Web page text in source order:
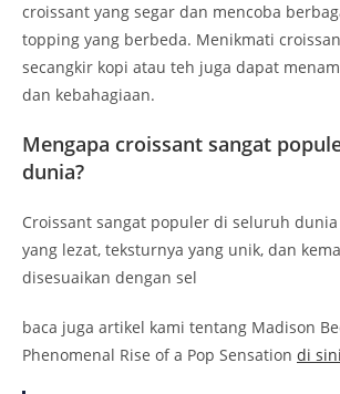
croissant yang segar dan mencoba
topping yang berbeda. Menikmati
secangkir kopi atau teh juga dapat
dan kebahagiaan.
Mengapa croissant sangat
dunia?
Croissant sangat populer di seluruh
yang lezat, teksturnya yang unik, dan
disesuaikan dengan sel
baca juga artikel kami tentang Madison
Phenomenal Rise of a Pop Sensation di sini